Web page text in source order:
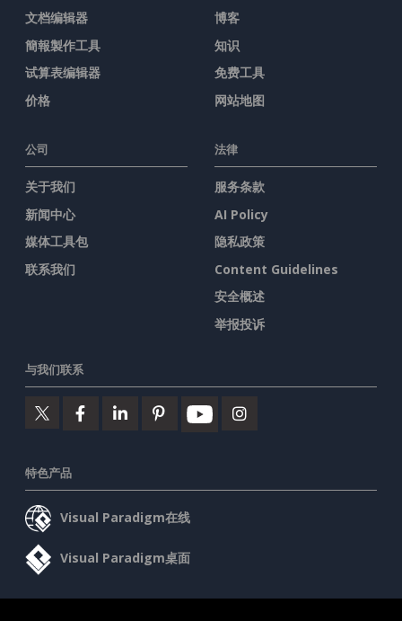
文档编辑器
簡報製作工具
试算表编辑器
价格
博客
知识
免费工具
网站地图
公司
关于我们
新闻中心
媒体工具包
联系我们
法律
服务条款
AI Policy
隐私政策
Content Guidelines
安全概述
举报投诉
与我们联系
特色产品
Visual Paradigm在线
Visual Paradigm桌面